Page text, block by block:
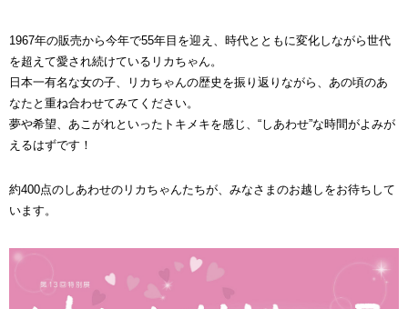
1967年の販売から今年で55年目を迎え、時代とともに変化しながら世代
を超えて愛され続けているリカちゃん。
日本一有名な女の子、リカちゃんの歴史を振り返りながら、あの頃のあ
なたと重ね合わせてみてください。
夢や希望、あこがれといったトキメキを感じ、“しあわせ”な時間がよみが
えるはずです！
約400点のしあわせのリカちゃんたちが、みなさまのお越しをお待ちして
います。